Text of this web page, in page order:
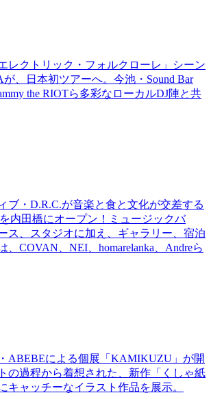
レクトリック・フォルクローレ」シーン
、日本初ツアーへ。今池・Sound Bar
the RIOTら多彩なローカルDJ陣と共
ブ・D.R.C.が⾳楽と⾷と⽂化が交差する
内田橋にオープン！ミュージックバ
ス、スタジオに加え、ギャラリー、宿泊
、COVAN、NEI、homarelanka、Andreら
ABEBEによる個展「KAMIKUZU」が開
の過程から着想された、新作「くしゃ紙
キャッチーなイラスト作品を展示。